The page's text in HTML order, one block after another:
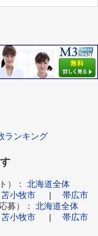
ランキング
）： 北海道全体
苫小牧市 | 帯広市
募）： 北海道全体
苫小牧市 | 帯広市